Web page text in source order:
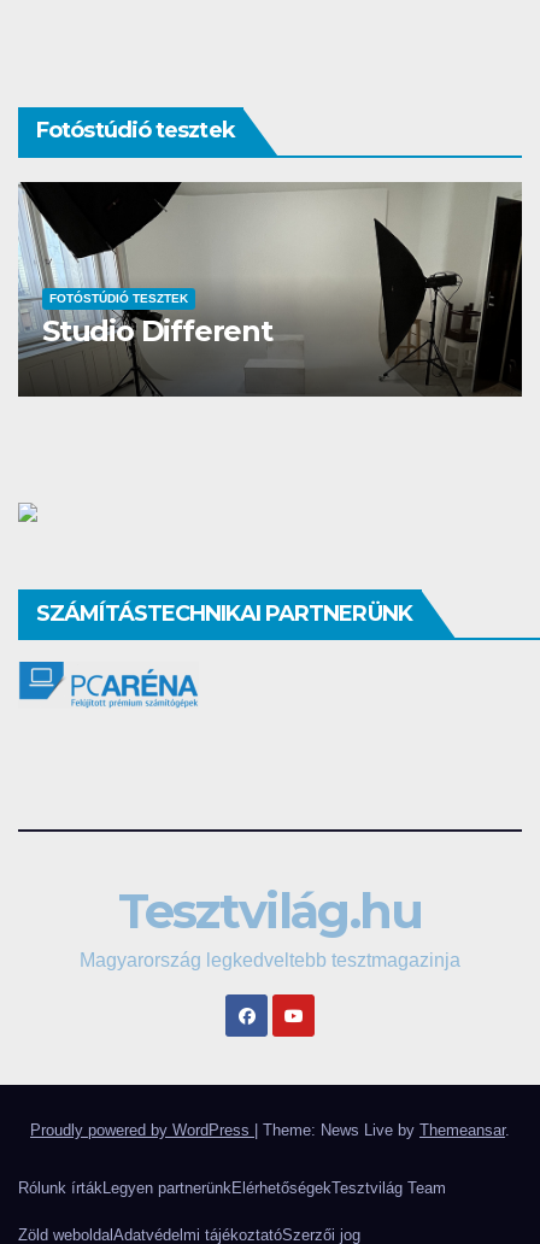
Fotóstúdió tesztek
FOTÓSTÚDIÓ TESZTEK
Lagom Fotóstúdió Győr
SZÁMÍTÁSTECHNIKAI PARTNERÜNK
Tesztvilág.hu
Magyarország legkedveltebb tesztmagazinja
Proudly powered by WordPress Theme: News Live by Themeansar.
Rólunk írtákLegyen partnerünkElérhetőségekTesztvilág Team
Zöld weboldal Adatvédelmi tájékoztatóSzerzői jog